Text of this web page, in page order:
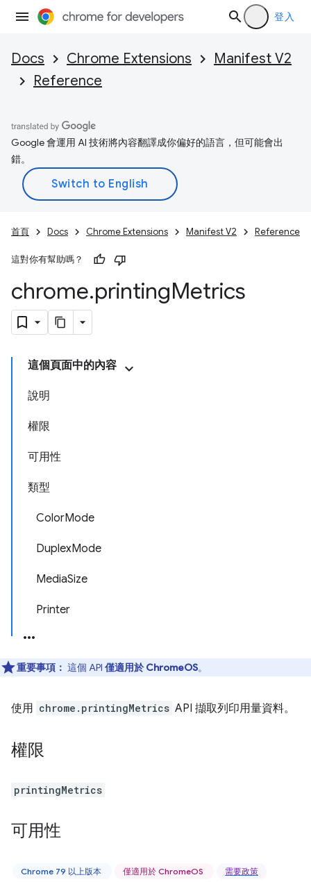
登入
Docs Chrome Extensions
Manifest V2
Reference
Google 會運用 AI 技術將內容翻譯成你偏好的語言，但可能會出
錯。
首頁 Docs Chrome Extensions Manifest V2 Reference
這對你有幫助嗎？
chrome.printingMetrics
這個頁面中的內容
說明
權限
可用性
類型
ColorMode
DuplexMode
MediaSize
Printer
重要事項： 這個 API 僅適用於 ChromeOS。
使用 chrome.printingMetrics API 擷取列印用量資料。
權限
printingMetrics
可用性
Chrome 79 以上版本 僅適用於 ChromeOS 需要政策